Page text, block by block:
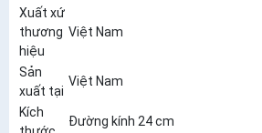
Xuất xứ
thương
hiệu
Việt Nam
Sản
xuất tại
Việt Nam
Kích
Đường kính 24 cm